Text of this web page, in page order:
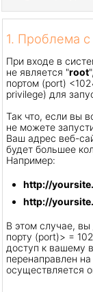
1. Проблема
При входе в
не является "root
портом (port)
privilege) для
Так что, если вы
не можете
Ваш адрес веб-
будет большее
Например:
http://
http://
В этом случае,
порту (port)> =
доступ к вашему
перенаправлен
осуществляется